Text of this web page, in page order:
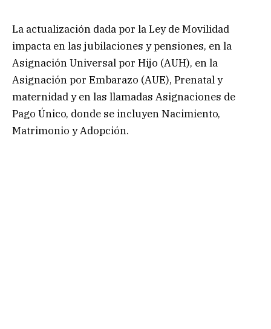
La actualización dada por la Ley de Movilidad
impacta en las jubilaciones y pensiones, en la
Asignación Universal por Hijo (AUH), en la
Asignación por Embarazo (AUE), Prenatal y
maternidad y en las llamadas Asignaciones de
Pago Único, donde se incluyen Nacimiento,
Matrimonio y Adopción.